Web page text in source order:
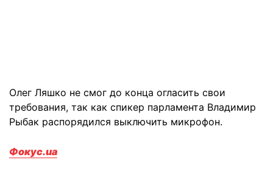
Олег Ляшко не смог до конца огласить свои
требования, так как спикер парламента Владимир
Рыбак распорядился выключить микрофон.
Фокус.ua